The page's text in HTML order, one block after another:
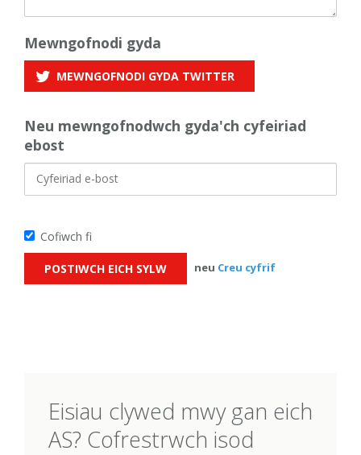
Mewngofnodi gyda
MEWNGOFNODI GYDA TWITTER
Neu mewngofnodwch gyda'ch cyfeiriad
ebost
Cofiwch fi
neu Creu cyfrif
Eisiau clywed mwy gan eich
AS? Cofrestrwch isod